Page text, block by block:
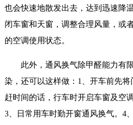
也会快速地散发出去，达到迅速降
闭车窗和天窗，调整合理风量，或
的空调使用状态。
此外，通风换气除甲醛能力有
染，还可以这样做：1、开车前先将
赶时间的话，行车时开启车窗及空
3、日常用车时勤开窗通风换气。4